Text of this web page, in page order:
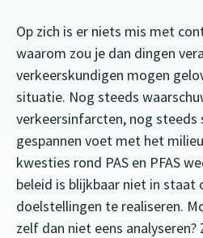
Op zich is er niets mis met
waarom zou je dan dingen
verkeerskundigen mogen
situatie. Nog steeds
verkeersinfarcten, nog
gespannen voet met het
kwesties rond PAS en PFAS
beleid is blijkbaar niet in staat
doelstellingen te realiseren.
zelf dan niet eens analyseren?